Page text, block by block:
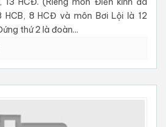
HCB, 8 HCĐ và môn Bơi Lội là 12
thứ 2 là đoàn...